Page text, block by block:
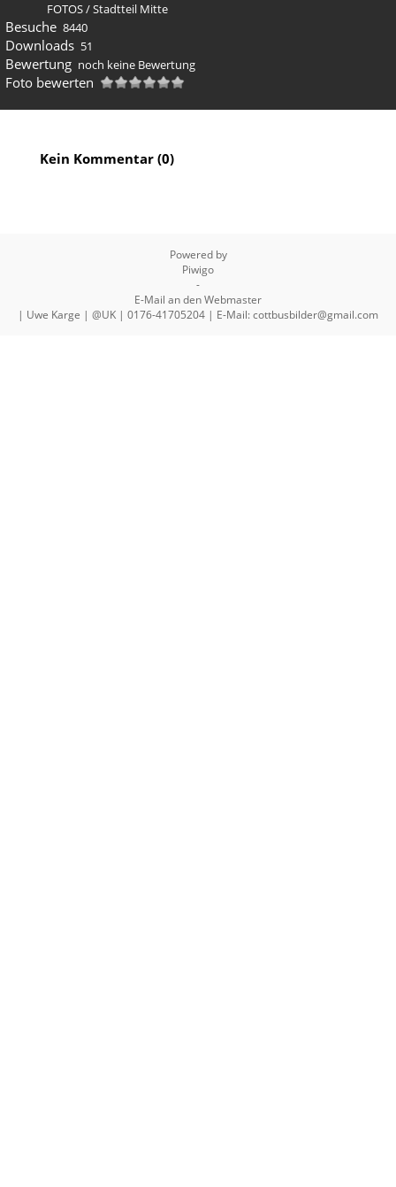
FOTOS/Stadtteil Mitte
Besuche 8440
Downloads 51
Bewertung noch keine Bewertung
Foto bewerten
Kein Kommentar (0)
Powered by
Piwigo
-
E-Mail an den Webmaster
| Uwe Karge | @UK | 0176-41705204 | E-Mail: cottbusbilder@gmail.com